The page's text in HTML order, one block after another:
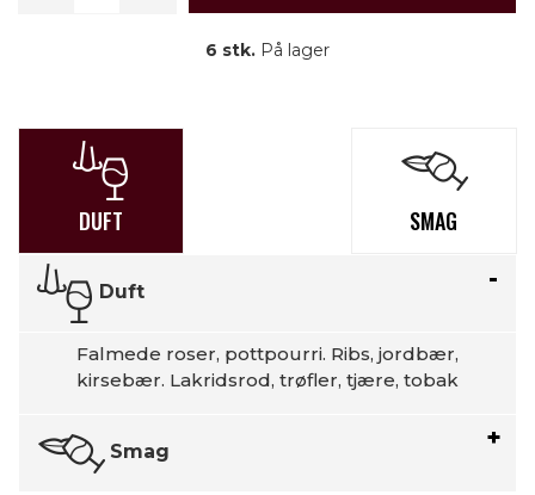
6 stk. På lager
DUFT SMAG
Duft
Falmede roser, pottpourri. Ribs, jordbær,
kirsebær. Lakridsrod, trøfler, tjære, tobak
Smag